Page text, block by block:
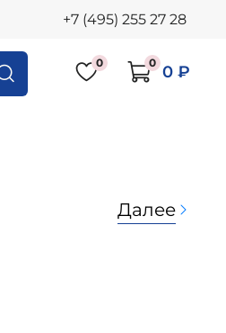
+7 (495) 255 27 28
0 0 0 ₽
Далее